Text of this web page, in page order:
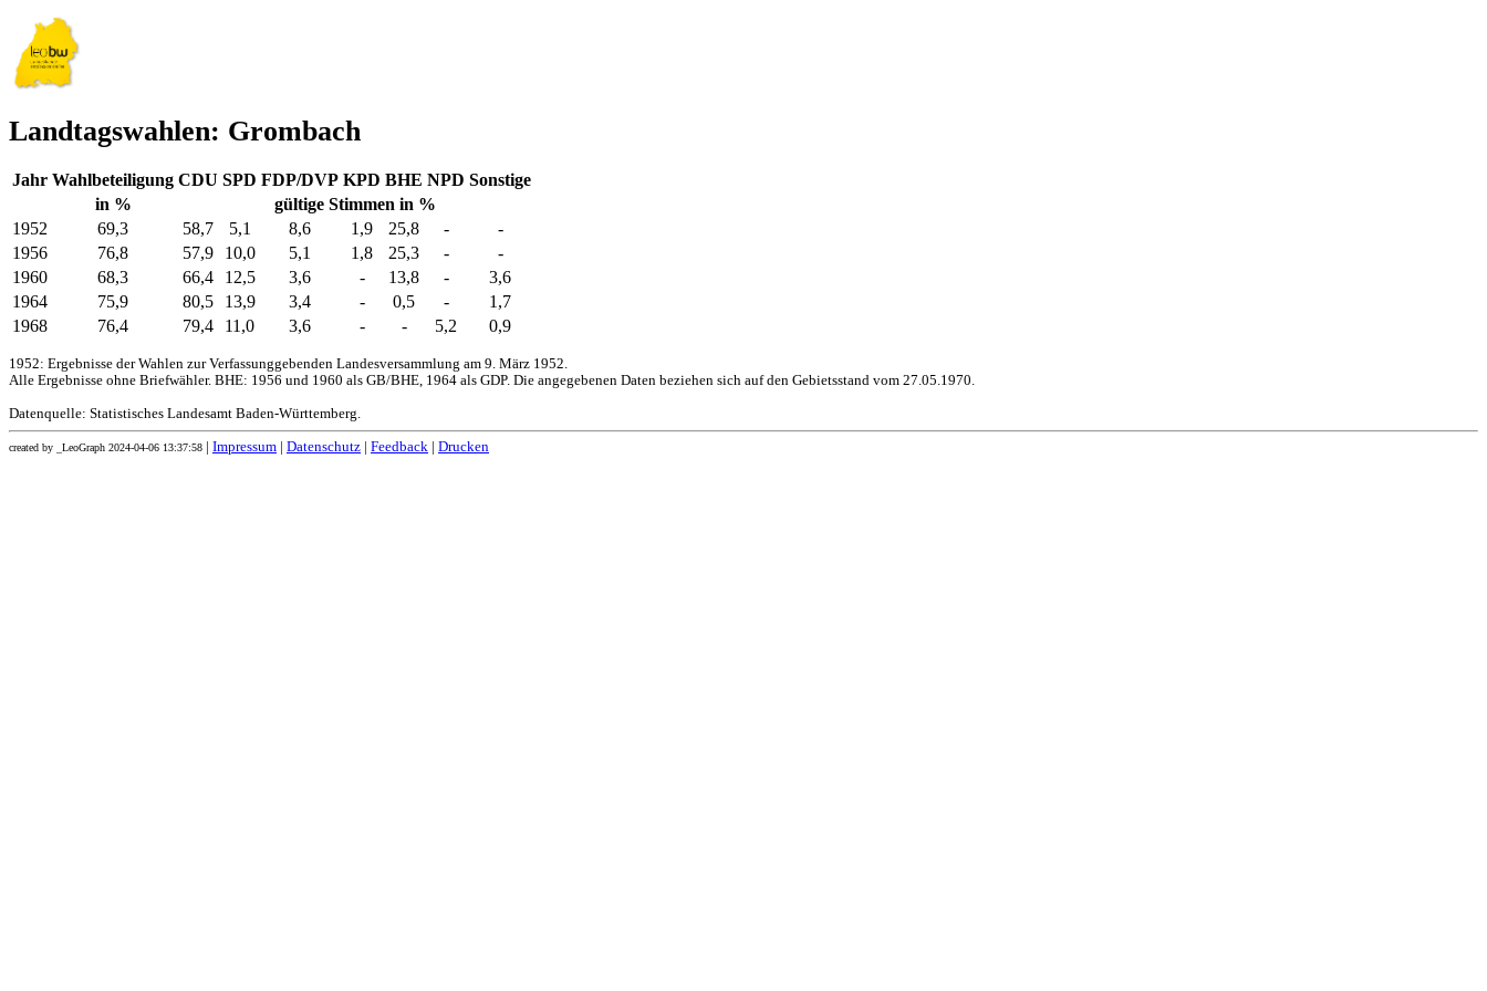
Landtagswahlen: Grombach
Jahr Wahlbeteiligung CDU SPD FDP/DVP KPD BHE NPD Sonstige
in %
gültige Stimmen in %
1952
69,3 58,7 5,1 8,6 1,9 25,8 -
-
1956
76,8 57,9 10,0 5,1 1,8 25,3 -
-
1960
68,3 66,4 12,5 3,6 - 13,8 -
3,6
1964
75,9 80,5 13,9 3,4 - 0,5 -
1,7
1968
76,4 79,4 11,0 3,6 - - 5,2 0,9
1952: Ergebnisse der Wahlen zur Verfassunggebenden Landesversammlung am 9. März 1952.
Alle Ergebnisse ohne Briefwähler. BHE: 1956 und 1960 als GB/BHE, 1964 als GDP. Die angegebenen Daten beziehen sich auf den Gebietsstand vom 27.05.1970.
Datenquelle: Statistisches Landesamt Baden-Württemberg.
created by _LeoGraph 2024-04-06 13:37:58 Impressum Datenschutz Feedback Drucken